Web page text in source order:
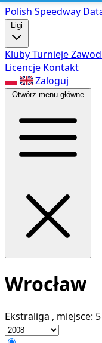
Polish Speedway
Ligi
KlubyTurnieje
Licencje Kontakt
Zaloguj
Otwórz menu główne
Wrocław
Ekstraliga , miejsce: 5